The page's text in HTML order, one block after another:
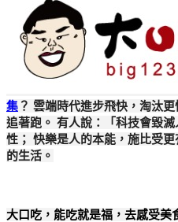
集 ？ 雲端時代進步飛快，淘汰
追著跑。 有人說：「科技會毀
性； 快樂是人的本能，施比受
的生活。
大口吃，能吃就是福，去感受美